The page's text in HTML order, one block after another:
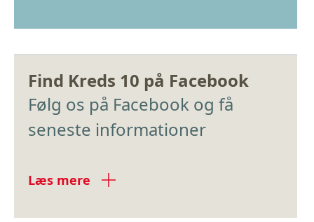
Find Kreds 10 på Facebook
Følg os på Facebook og få
seneste informationer
Læs mere